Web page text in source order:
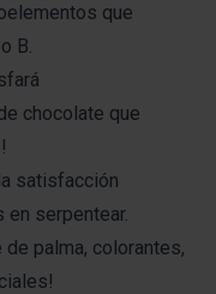
que
B.
chocolate que
satisfacción
en serpentear.
de palma, colorantes,